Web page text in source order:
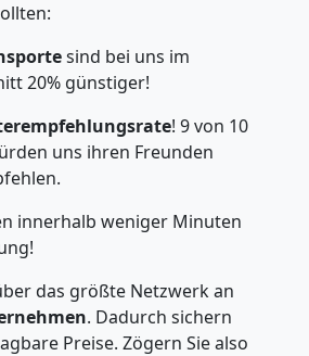
sind bei uns im
20% günstiger!
! 9 von 10
uns ihren Freunden
innerhalb weniger Minuten
das größte Netzwerk an
. Dadurch sichern
Preise. Zögern Sie also